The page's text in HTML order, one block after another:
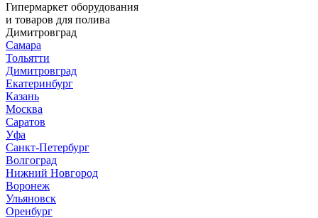
Гипермаркет оборудования
и товаров для полива
Димитровград
Самара
Тольятти
Димитровград
Екатеринбург
Казань
Москва
Саратов
Уфа
Санкт-Петербург
Волгоград
Нижний Новгород
Воронеж
Ульяновск
Оренбург